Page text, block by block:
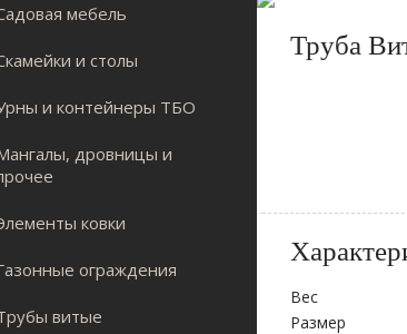
мебель
и столы
и контейнеры ТБО
дровницы и
ковки
ограждения
витые
Труба
Вес
Размер